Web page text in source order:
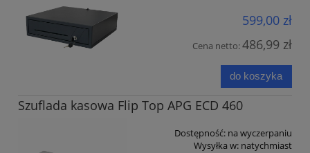
599,00 zł
Cena netto:486,99 zł
do koszyka
Szuflada kasowa Flip Top APG ECD 460
Dostępność: na wyczerpaniu
Wysyłka w: natychmiast